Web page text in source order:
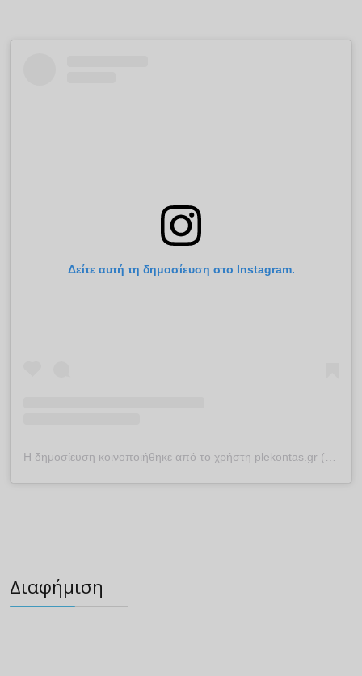
Δείτε αυτή τη δημοσίευση στο Instagram.
Η δημοσίευση κοινοποιήθηκε από το χρήστη plekontas.gr (@plekontas)
Διαφήμιση